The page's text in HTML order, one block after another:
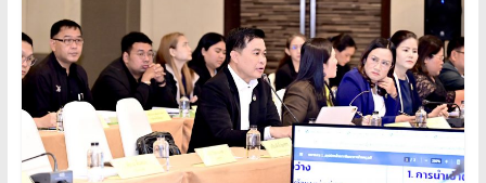
มัธยมศึกษา
สระบุรี
สพม.สระบุรี,สพม.สบ,สำนักงาน